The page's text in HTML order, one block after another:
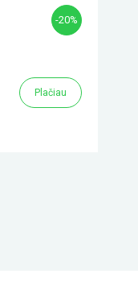
-20%
Plačiau